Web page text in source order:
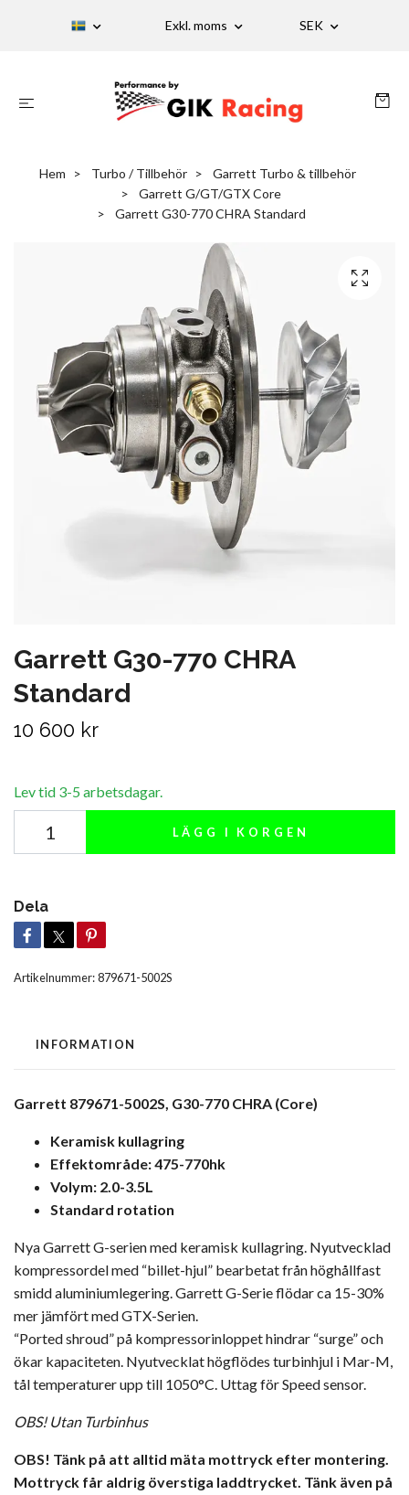
Exkl. moms SEK
Hem Turbo / Tillbehör
Garrett Turbo & tillbehör
Garrett G/GT/GTX Core
Garrett G30-770 CHRA Standard
Garrett G30-770 CHRA
Standard
10 600 kr
Lev tid 3-5 arbetsdagar.
LÄGG I KORGEN
Dela
Artikelnummer:879671-5002S
INFORMATION
Garrett 879671-5002S, G30-770 CHRA (Core)
Keramisk kullagring
Effektområde: 475-770hk
Volym: 2.0-3.5L
Standard rotation
Nya Garrett G-serien med keramisk kullagring. Nyutvecklad
kompressordel med “billet-hjul” bearbetat från höghållfast
smidd aluminiumlegering. Garrett G-Serie flödar ca 15-30%
mer jämfört med GTX-Serien.
“Ported shroud” på kompressorinloppet hindrar “surge” och
ökar kapaciteten. Nyutvecklat högflödes turbinhjul i Mar-M,
tål temperaturer upp till 1050°C. Uttag för Speed sensor.
OBS! Utan Turbinhus
OBS! Tänk på att alltid mäta mottryck efter montering.
Mottryck får aldrig överstiga laddtrycket. Tänk även på